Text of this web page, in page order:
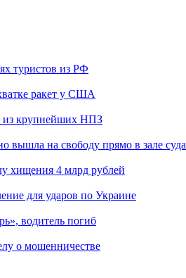
туристов из РФ
ракет у США
из крупнейших НПЗ
вышла на свободу прямо в зале суда
хищения 4 млрд рублей
для ударов по Украине
водитель погиб
о мошенничестве